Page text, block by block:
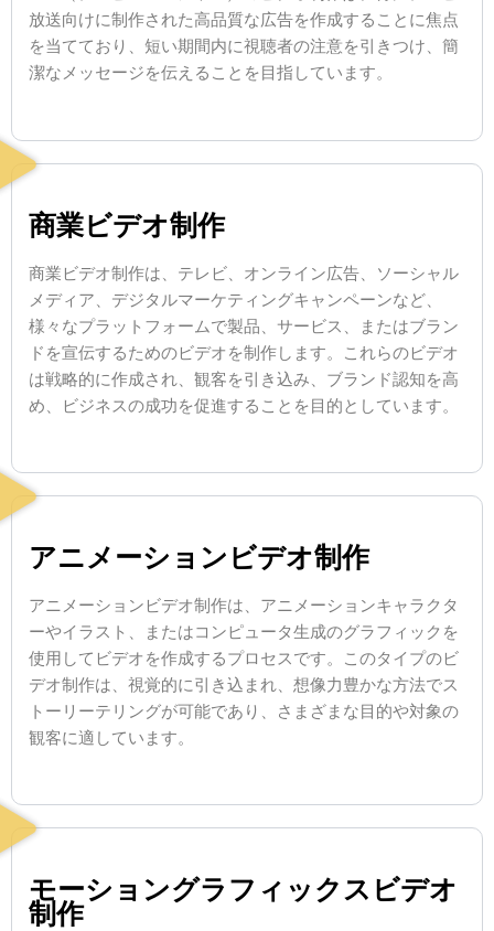
放送向けに制作された高品質な広告を作成することに焦点
を当てており、短い期間内に視聴者の注意を引きつけ、簡
潔なメッセージを伝えることを目指しています。
商業ビデオ制作
商業ビデオ制作は、テレビ、オンライン広告、ソーシャル
メディア、デジタルマーケティングキャンペーンなど、
様々なプラットフォームで製品、サービス、またはブラン
ドを宣伝するためのビデオを制作します。これらのビデオ
は戦略的に作成され、観客を引き込み、ブランド認知を高
め、ビジネスの成功を促進することを目的としています。
アニメーションビデオ制作
アニメーションビデオ制作は、アニメーションキャラクタ
ーやイラスト、またはコンピュータ生成のグラフィックを
使用してビデオを作成するプロセスです。このタイプのビ
デオ制作は、視覚的に引き込まれ、想像力豊かな方法でス
トーリーテリングが可能であり、さまざまな目的や対象の
観客に適しています。
モーショングラフィックスビデオ
制作